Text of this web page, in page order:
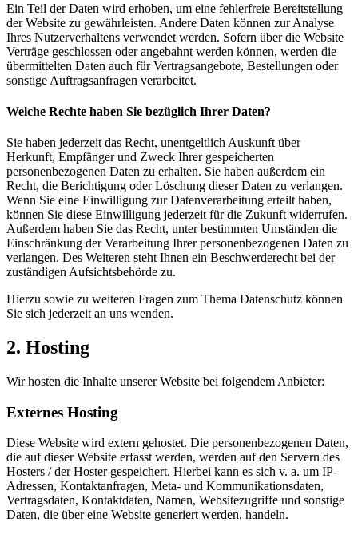
Ein Teil der Daten wird erhoben, um eine fehlerfreie Bereitstellung
der Website zu gewährleisten. Andere Daten können zur Analyse
Ihres Nutzerverhaltens verwendet werden. Sofern über die Website
Verträge geschlossen oder angebahnt werden können, werden die
übermittelten Daten auch für Vertragsangebote, Bestellungen oder
sonstige Auftragsanfragen verarbeitet.
Welche Rechte haben Sie bezüglich Ihrer Daten?
Sie haben jederzeit das Recht, unentgeltlich Auskunft über
Herkunft, Empfänger und Zweck Ihrer gespeicherten
personenbezogenen Daten zu erhalten. Sie haben außerdem ein
Recht, die Berichtigung oder Löschung dieser Daten zu verlangen.
Wenn Sie eine Einwilligung zur Datenverarbeitung erteilt haben,
können Sie diese Einwilligung jederzeit für die Zukunft widerrufen.
Außerdem haben Sie das Recht, unter bestimmten Umständen die
Einschränkung der Verarbeitung Ihrer personenbezogenen Daten zu
verlangen. Des Weiteren steht Ihnen ein Beschwerderecht bei der
zuständigen Aufsichtsbehörde zu.
Hierzu sowie zu weiteren Fragen zum Thema Datenschutz können
Sie sich jederzeit an uns wenden.
2. Hosting
Wir hosten die Inhalte unserer Website bei folgendem Anbieter:
Externes Hosting
Diese Website wird extern gehostet. Die personenbezogenen Daten,
die auf dieser Website erfasst werden, werden auf den Servern des
Hosters / der Hoster gespeichert. Hierbei kann es sich v. a. um IP-
Adressen, Kontaktanfragen, Meta- und Kommunikationsdaten,
Vertragsdaten, Kontaktdaten, Namen, Websitezugriffe und sonstige
Daten, die über eine Website generiert werden, handeln.